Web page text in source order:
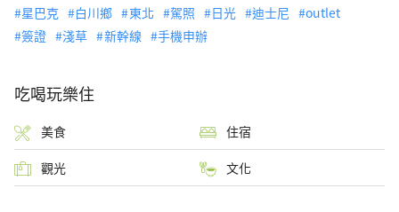
星巴克
白川鄉 東北 駕照 日光 迪士尼
outlet
簽證
淺草 新幹線 手機申辦
吃喝玩樂住
美食 住宿
觀光 文化